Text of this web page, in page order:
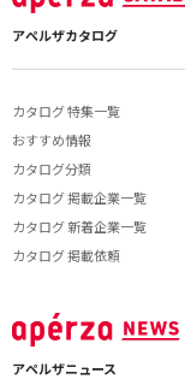
アペルザカタログ
カタログ 特集一覧
おすすめ情報
カタログ分類
カタログ 掲載企業一覧
カタログ 新着企業一覧
カタログ 掲載依頼
アペルザニュース